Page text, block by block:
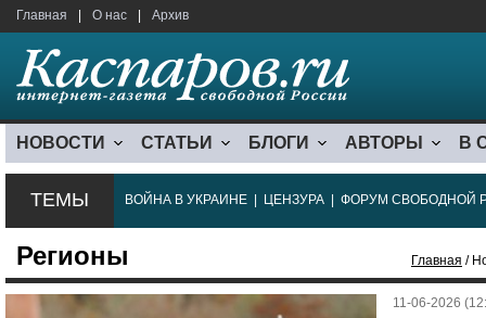
Главная О нас Архив
НОВОСТИ СТАТЬИ БЛОГИ АВТОРЫ В
ТЕМЫ ВОЙНА В УКРАИНЕ ЦЕНЗУРА ФОРУМ СВОБОДНОЙ
Регионы Главная /
11-06-2026